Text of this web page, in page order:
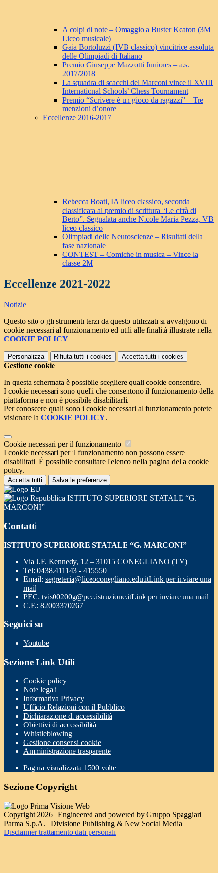
A colpi di note – Omaggio a Buster Keaton (3M
Liceo musicale)
Gaia Bortoluzzi (IVB classico) vincitrice assoluta
delle Olimpiadi di Italiano
Premio Giuseppe Mazzotti Juniores – a.s.
2017/2018
La squadra di scacchi del Marconi vince il XVIII
International Schools’ Chess Tournament
Premio “Scrivere è un gioco da ragazzi” – Tre
menzioni d’onore
Eccellenze 2016-2017
Rebecca Boati, IA liceo classico, seconda
classificata al premio di scrittura “Le città di
Berto”. Segnalata anche Nicole Maria Pezza, VB
liceo classico
Olimpiadi delle Neuroscienze – Risultati della
fase nazionale
CONTEST – Comiche in musica – Vince la
classe 2M
Eccellenze 2021-2022
Notizie
Questo sito o gli strumenti terzi da questo utilizzati si avvalgono di
cookie necessari al funzionamento ed utili alle finalità illustrate nella
COOKIE POLICY.
Personalizza Rifiuta tutti i cookies Accetta tutti i cookies
Gestione cookie
In questa schermata è possibile scegliere quali cookie consentire.
I cookie necessari sono quelli che consentono il funzionamento della
piattaforma e non è possibile disabilitarli.
Per conoscere quali sono i cookie necessari al funzionamento potete
visionare la COOKIE POLICY.
Cookie necessari per il funzionamento
I cookie necessari per il funzionamento non possono essere
disabilitati. È possibile consultare l'elenco nella pagina della cookie
policy.
Accetta tutti Salva le preferenze
ISTITUTO SUPERIORE STATALE “G.
MARCONI”
Contatti
ISTITUTO SUPERIORE STATALE “G. MARCONI”
Via J.F. Kennedy, 12 – 31015 CONEGLIANO (TV)
Tel: 0438.411143 - 415550
Email: segreteria@liceoconegliano.edu.itLink per inviare una
mail
PEC: tvis00200g@pec.istruzione.itLink per inviare una mail
C.F.: 82003370267
Seguici su
Youtube
Sezione Link Utili
Cookie policy
Note legali
Informativa Privacy
Ufficio Relazioni con il Pubblico
Dichiarazione di accessibilità
Obiettivi di accessibilità
Whistleblowing
Gestione consensi cookie
Amministrazione trasparente
Pagina visualizzata 1500 volte
Sezione Copyright
Copyright 2026 | Engineered and powered by Gruppo Spaggiari
Parma S.p.A. | Divisione Publishing & New Social Media
Disclaimer trattamento dati personali